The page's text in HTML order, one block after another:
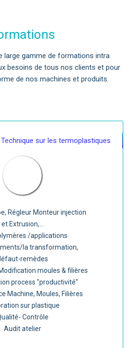
large gamme de formations intra
besoins de tous nos clients et pour
de nos machines et produits.
Régleur Monteur injection
et Extrusion,...
/applications
la transformation,
remèdes
moules & filières
process "productivité"
Machine, Moules, Filières
sur plastique
Contrôle
Audit atelier
Technique sur les termoplastiques